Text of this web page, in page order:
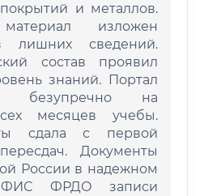
и металлов.
изложен
лишних сведений.
состав проявил
знаний. Портал
безупречно на
месяцев учебы.
сдала с первой
Документы
России в надежном
ФРДО записи